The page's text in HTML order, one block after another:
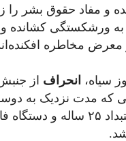
و مفاد حقوق بشر را
به ورشکستگی کشانده و
معرض مخاطره
سیاه، انحراف از
که مدت نزدیک به
خواهان پایان استبداد ۲۵